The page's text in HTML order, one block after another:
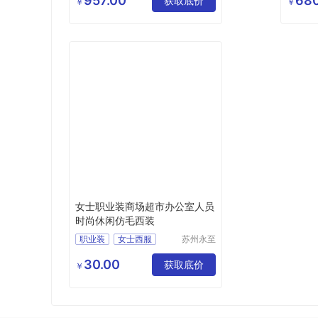
女士职业装商场超市办公室人员
时尚休闲仿毛西装
职业装
女士西服
女式西装
女士西装
苏州永至
限公司
￥ 30.00 获取底价